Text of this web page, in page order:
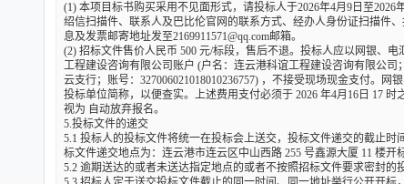
(1) 本项目标书购买采用不见面形式，请投标人于2026年4月9日至2026
绍信扫描件、联系人及巴比伦官网的联系方式、经办人身份证扫描件
息及发票邮寄地址发至2169911571@qq.com邮箱。
(2) 招标文件售价人民币 500 元/标段，售后不退。投标人应以网银、
工程建设咨询有限公司账户 (户名：连云港科谊工程建设咨询有限公司
云支行；账号：327006021018010236757) ，不接受现场现金支付。网
投标单位简称，以便查实。上述费用支付必须于 2026 年4月16日 17 时
视为 自动放弃报名。
5.投标文件的递交
5.1 投标人的投标文件将统一在投标会上送交，投标文件递交的截止时
标文件递交地点为：连云港市连云区中山西路 255 号鑫源大厦 11 楼开
5.2 逾期送达的或者未送达指定地点的或者不按照招标文件要求密封的